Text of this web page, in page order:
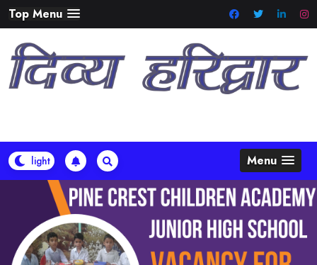
Skip
to
content
Top Menu
Menu